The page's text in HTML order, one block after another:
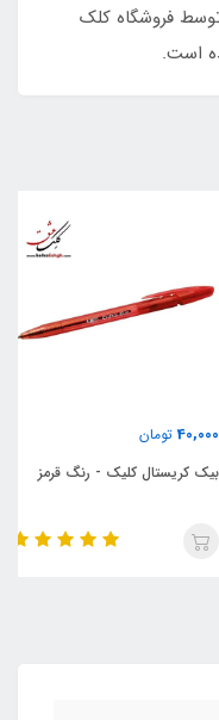
فروشگاه کلک
است.
تومان
کریستال کلیک - رنگ قرمز